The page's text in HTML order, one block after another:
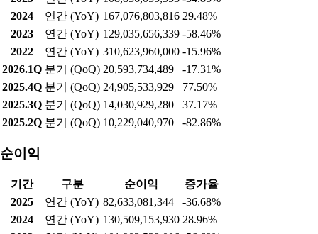
2023
연간 (YoY) 1,901,444,975,029 -10.28%
2022
연간 (YoY) 2,119,345,400,000 11.61%
2026.1Q
분기 (QoQ) 388,770,292,280
-0.27%
2025.4Q 분기 (QoQ) 389,831,710,982
-1.16%
2025.3Q 분기 (QoQ) 394,391,131,472
4.17%
2025.2Q 분기 (QoQ) 378,615,032,141 -20.50%
영업이익
기간
2025
연간 (YoY) 108,856,055,553
-34.85%
2024
연간 (YoY) 167,076,803,816
29.48%
2023
연간 (YoY) 129,035,656,339 -58.46%